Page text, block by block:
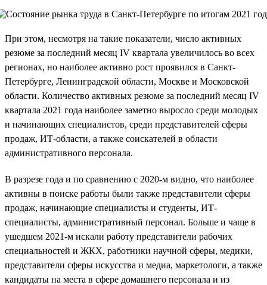
При этом, несмотря на такие показатели, число активных
резюме за последний месяц IV квартала увеличилось во всех
регионах, но наиболее активно рост проявился в Санкт-
Петербурге, Ленинградской области, Москве и Московской
области. Количество активных резюме за последний месяц IV
квартала 2021 года наиболее заметно выросло среди молодых
и начинающих специалистов, среди представителей сферы
продаж, ИТ-области, а также соискателей в области
административного персонала.
В разрезе года и по сравнению с 2020-м видно, что наиболее
активны в поиске работы были также представители сферы
продаж, начинающие специалисты и студенты, ИТ-
специалисты, административный персонал. Больше и чаще в
ушедшем 2021-м искали работу представители рабочих
специальностей и ЖКХ, работники научной сферы, медики,
представители сферы искусства и медиа, маркетологи, а также
кандидаты на места в сфере домашнего персонала и из